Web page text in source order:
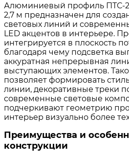
Алюминиевый профиль ПТС-
2,7 м предназначен для
световых линий и
LED акцентов в интерьере.
интегрируется в плоскость
благодаря чему подсветка
аккуратная непрерывная
выступающих элементов.
позволяет формировать
линии, декоративные треки
современные световые
подчеркивают геометрию
интерьер визуально более
Преимущества и
конструкции